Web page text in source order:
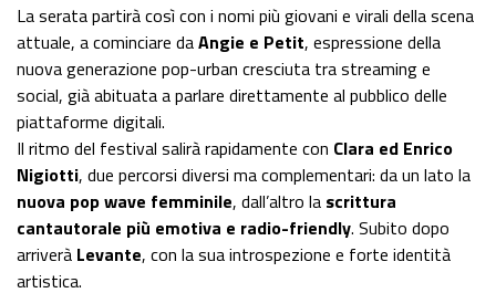
La serata partirà così con i nomi più giovani e virali della scena
attuale, a cominciare daAngie e Petit, espressione della
nuova generazione pop-urban cresciuta tra streaming e
social, già abituata a parlare direttamente al pubblico delle
piattaforme digitali.
Il ritmo del festival salirà rapidamente con Clara ed Enrico
Nigiotti, due percorsi diversi ma complementari: da un lato la
nuova pop wave femminile, dall’altro la scrittura
cantautorale più emotiva e radio-friendly. Subito dopo
arriverà Levante, con la sua introspezione e forte identità
artistica.